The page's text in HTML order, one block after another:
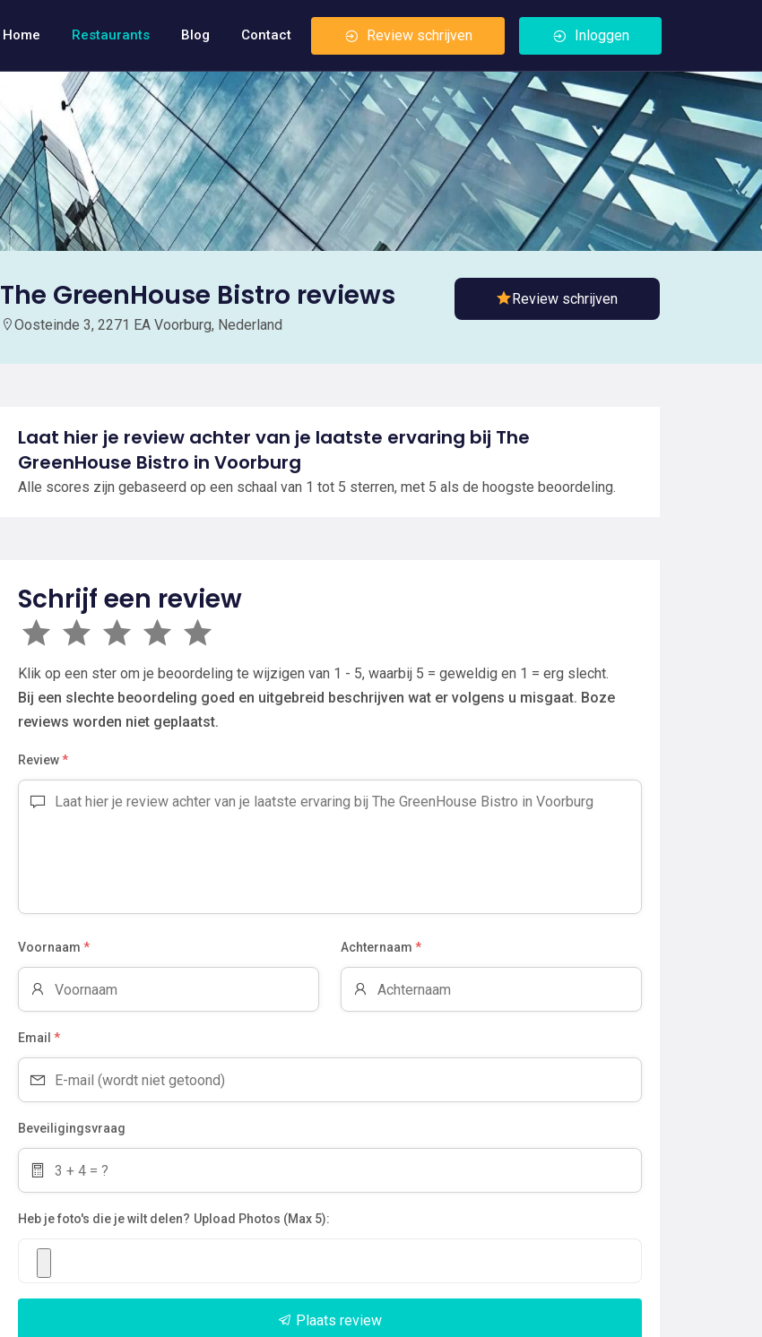
Home Restaurants Blog Contact Review schrijven Inloggen
The GreenHouse Bistro reviews
Oosteinde 3, 2271 EA Voorburg, Nederland
Review schrijven
Laat hier je review achter van je laatste ervaring bij The
GreenHouse Bistro in Voorburg
Alle scores zijn gebaseerd op een schaal van 1 tot 5 sterren, met 5 als de hoogste beoordeling.
Schrijf een review
Klik op een ster om je beoordeling te wijzigen van 1 - 5, waarbij 5 = geweldig en 1 = erg slecht.
Bij een slechte beoordeling goed en uitgebreid beschrijven wat er volgens u misgaat. Boze
reviews worden niet geplaatst.
Review*
Voornaam * Achternaam *
Email *
Beveiligingsvraag
Heb je foto's die je wilt delen? Upload Photos (Max 5):
Plaats review